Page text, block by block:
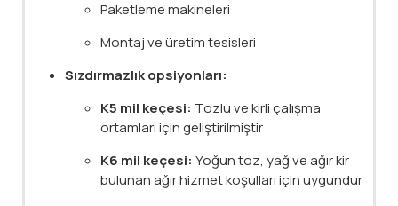
Paketleme makineleri
Montaj ve üretim tesisleri
Sızdırmazlık opsiyonları:
K5 mil keçesi: Tozlu ve kirli çalışma
ortamları için geliştirilmiştir
K6 mil keçesi: Yoğun toz, yağ ve ağır kir
bulunan ağır hizmet koşulları için uygundur